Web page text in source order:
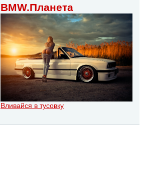
BMW.Планета
Вливайся в тусовку